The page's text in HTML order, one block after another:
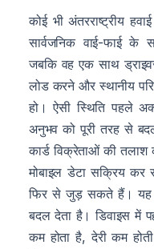
कोई भी अंतरराष्ट्रीय
सार्वजनिक वाई-फाई के
जबकि वह एक साथ
लोड करने और स्थानीय
हो। ऐसी स्थिति पहले
अनुभव को पूरी तरह से
कार्ड विक्रेताओं की
मोबाइल डेटा सक्रिय
फिर से जुड़ सकते हैं। यह
बदल देता है। डिवाइस में
कम होता है, देरी कम